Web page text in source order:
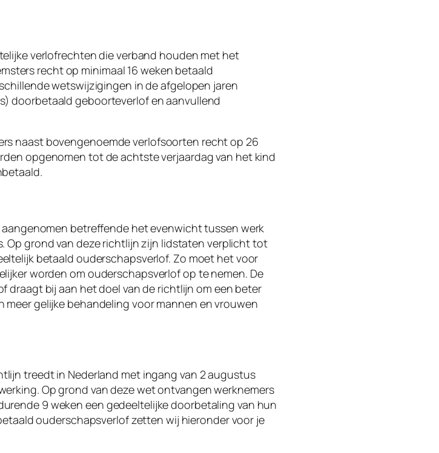
verlofrechten die verband houden met het
recht op minimaal 16 weken betaald
wetswijzigingen in de afgelopen jaren
doorbetaald geboorteverlof en aanvullend
naast bovengenoemde verlofsoorten recht op 26
opgenomen tot de achtste verjaardag van het kind
betreffende het evenwicht tussen werk
Op grond van deze richtlijn zijn lidstaten verplicht tot
betaald ouderschapsverlof. Zo moet het voor
worden om ouderschapsverlof op te nemen. De
draagt bij aan het doel van de richtlijn om een beter
gelijke behandeling voor mannen en vrouwen
treedt in Nederland met ingang van 2 augustus
Op grond van deze wet ontvangen werknemers
9 weken een gedeeltelijke doorbetaling van hun
ouderschapsverlof zetten wij hieronder voor je